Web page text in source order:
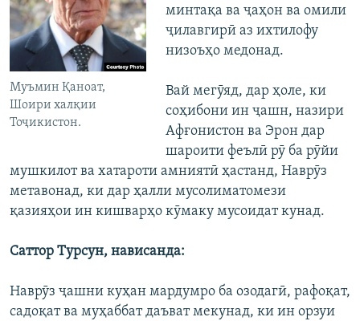
Муъмин Қаноат,
Шоири халқии
Тоҷикистон.
минтақа ва ҷаҳон ва омили
ҷилавгирӣ аз ихтилофу
низоъҳо медонад.
Вай мегӯяд, дар ҳоле, ки
соҳибони ин ҷашн, назири
Афғонистон ва Эрон дар
шароити феълӣ рӯ ба рӯйи
мушкилот ва хатароти амниятӣ ҳастанд, Наврӯз
метавонад, ки дар ҳалли мусолиматомези
қазияҳои ин кишварҳо кӯмаку мусоидат кунад.
Саттор Турсун, нависанда:
Наврӯз ҷашни куҳан мардумро ба озодагӣ, рафоқат,
садоқат ва муҳаббат даъват мекунад, ки ин орзуи